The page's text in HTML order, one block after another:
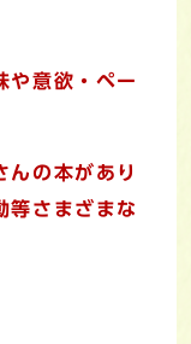
や意欲・ペー
本があり
等さまざまな